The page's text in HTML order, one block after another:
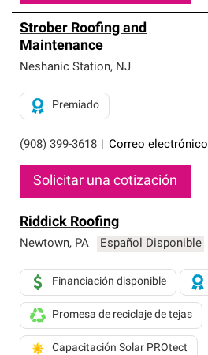
Strober Roofing and
Maintenance
Neshanic Station, NJ
(908) 399-3618 Correo electrónico
Premiado
Solicitar una cotización
Riddick Roofing
Newtown, PA Español Disponible
Financiación disponible
Promesa de reciclaje de tejas
Capacitación Solar PROtect